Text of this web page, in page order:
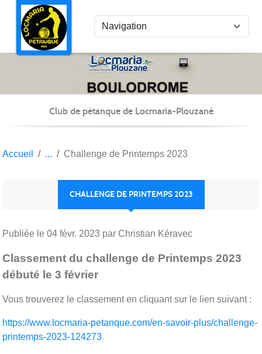
Club de pétanque de Locmaria-Plouzané
Accueil Challenge de Printemps 2023
CHALLENGE DE PRINTEMPS 2023
Publiée le 04 févr. 2023 par Christian Kéravec
Classement du challenge de Printemps 2023
débuté le 3 février
Vous trouverez le classement en cliquant sur le lien suivant :
https://www.locmaria-petanque.com/en-savoir-plus/challenge-
printemps-2023-124273
Panneau de gestion des cookies